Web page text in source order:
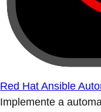
Red Hat Ansible
Implemente a